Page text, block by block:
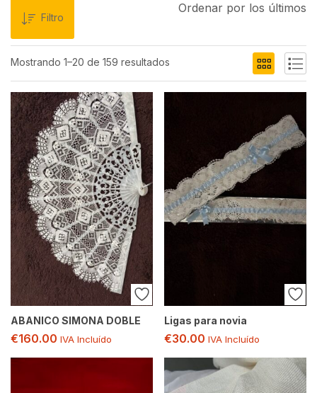
Mostrando 1–20 de 159 resultados
Filtro
Ordenar por los últimos
ABANICO SIMONA DOBLE
€160.00 IVA Incluído
Ligas para novia
€30.00 IVA Incluído